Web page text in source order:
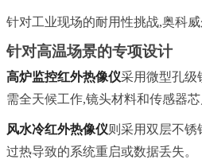
针对工业现场的耐用性挑战,奥科
针对高温场景的专项设计
高炉监控红外热像仪采用微型孔级
需全天候工作,镜头材料和传感器
风水冷红外热像仪则采用双层不
过热导致的系统重启或数据丢失。